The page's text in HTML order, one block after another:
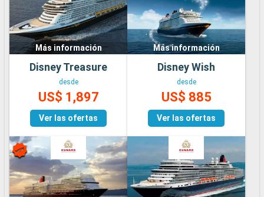
Más información
Disney Treasure
desde
US$ 1,897
Ver las ofertas
Más información
Disney Wish
desde
US$ 885
Ver las ofertas